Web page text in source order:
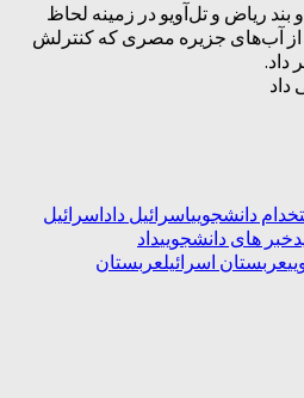
بند ریاض و تل‌آویو در زمینه لحاظ
از آب‌های جزیره مصری که کنترلش
داد.
داد
دانشجوییاسرائیل داداسرائیل
خبر های دانشجوییداد
عربستان اسرائیلعربستان